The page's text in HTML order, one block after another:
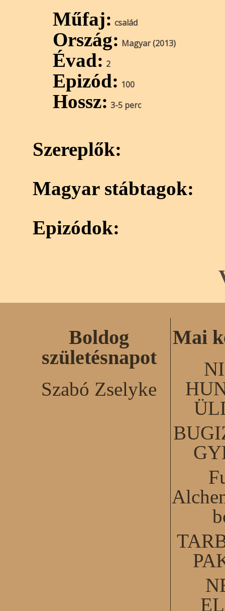
Műfaj: család
Ország: Magyar (2013)
Évad: 2
Epizód: 100
Hossz: 3-5 perc
Szereplők:
Magyar stábtagok:
Epizódok:
Boldog
születésnapot
Szabó Zselyke
Mai